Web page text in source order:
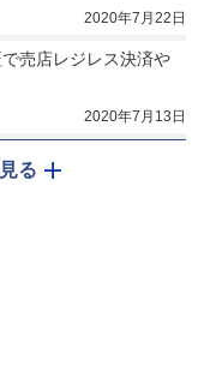
2020年7月22日
売店レジレス決済や
2020年7月13日
る